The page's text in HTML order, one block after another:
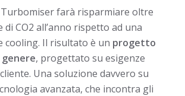
Turbomiser farà risparmiare oltre
CO2 all’anno rispetto ad una
cooling. Il risultato è un progetto
genere, progettato su esigenze
Una soluzione davvero su
avanzata, che incontra gli